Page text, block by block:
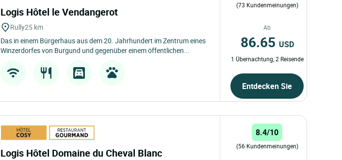
Logis Hôtel le Vendangerot
Rully25 km
Das in einem Bürgerhaus aus dem 20. Jahrhundert im Zentrum eines
Winzerdorfes von Burgund und gegenüber einem öffentlichen...
(73 Kundenmeinungen)
Ab
86.65 USD
1 Übernachtung, 2 Reisende
Entdecken Sie
Logis Hôtel Domaine du Cheval Blanc
8.4/10
(56 Kundenmeinungen)